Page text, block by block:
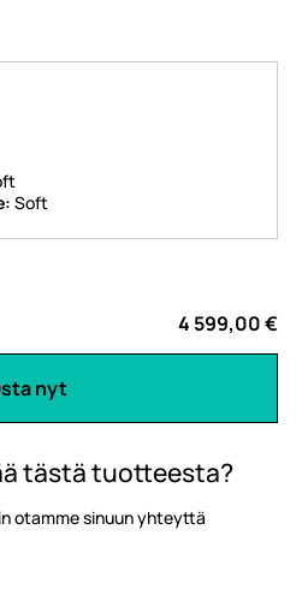
Soft
4 599,00 €
nyt
tästä tuotteesta?
otamme sinuun yhteyttä